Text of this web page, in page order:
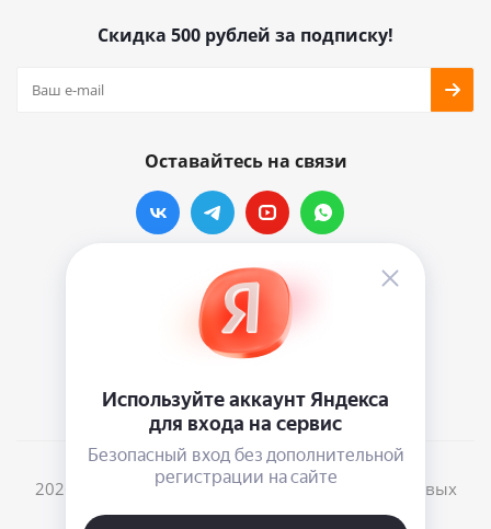
Скидка 500 рублей за подписку!
Оставайтесь на связи
Наши контакты
info@vinylmarkt.ru
2026 © Винилмаркт - интернет-магазин виниловых
пластинок